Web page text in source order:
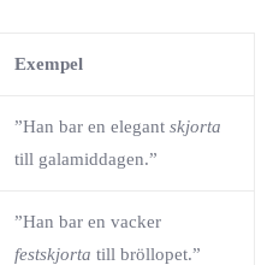
Exempel
”Han bar en elegant skjorta
till galamiddagen.”
”Han bar en vacker
festskjorta till bröllopet.”